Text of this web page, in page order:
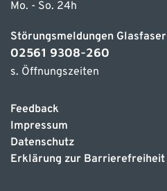
Mo. - So. 24h
Störungsmeldungen Glasfaser
02561 9308-260
s. Öffnungszeiten
Feedback
Impressum
Datenschutz
Erklärung zur Barrierefreiheit